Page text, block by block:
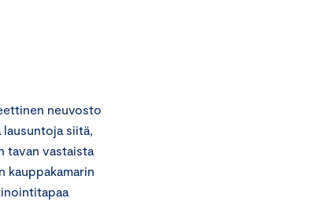
neuvosto
siitä,
tavan vastaista
kauppakamarin